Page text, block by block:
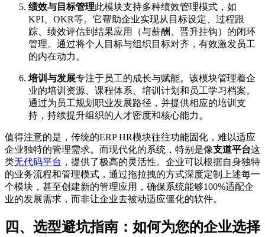
绩效与目标管理此模块支持多种绩效管理模式，如
KPI、OKR等。它帮助企业实现从目标设定、过程跟
踪、绩效评估到结果应用（与薪酬、晋升挂钩）的闭环
管理。通过将个人目标与组织目标对齐，有效激发员工
的内在动力。
培训与发展专注于员工的成长与赋能。该模块管理着企
业的培训资源、课程体系、培训计划和员工学习档案。
通过为员工规划职业发展路径，并提供相应的培训支
持，持续提升组织的人才密度和核心能力。
值得注意的是，传统的ERP HR模块往往功能固化，难以适应
企业独特的管理需求。而现代化的系统，特别是像支道平台这
类无代码平台 ，提供了极高的灵活性。企业可以根据自身独特
的业务流程和管理模式，通过拖拉拽的方式深度定制上述每一
个模块，甚至创建新的管理应用，确保系统能够100%适配企
业的发展需求，而非让企业去被动适应僵化的软件。
四、选型避坑指南：如何为您的企业选择